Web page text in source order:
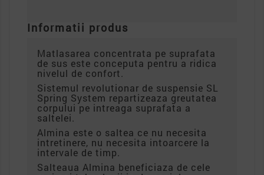
Informatii produs
Matlasarea concentrata pe suprafata
de sus este conceputa pentru a ridica
nivelul de confort.
Sistemul revolutionar de suspensie SL
Spring System repartizeaza greutatea
corpului pe intreaga suprafata a
saltelei.
Almina este o saltea ce nu necesita
intretinere, nu necesita intoarcere la
intervale de timp.
Salteaua Almina beneficiaza de cele